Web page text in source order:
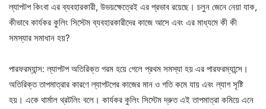
ল্যাপটপ কিংবা এর ব্যবহারকারী, উভয়ক্ষেত্রেই এর প্রভাব রয়েছে। চলুন জেনে নেয়া যাক,
কীভাবে কার্যকর কুলিং সিস্টেম ব্যবহারকারীদের কাজে আসে এবং এর মাধ্যমে কী কী
সমস্যার সমাধান হয়?
পারফরম্যান্স: ল্যাপটপ অতিরিক্ত গরম হয়ে গেলে প্রথম সমস্যা হয় এর পারফরম্যান্সে।
অতিরিক্ত তাপমাত্রার কারণে ল্যাপটপের কাজের মান ও গতি কমে যায় এবং ল্যাগ সৃষ্টি
হয়। একে থার্মাল থ্রটলিং বলে। কার্যকর কুলিং সিস্টেম দ্রুত এই তাপমাত্রা কমিয়ে এনে